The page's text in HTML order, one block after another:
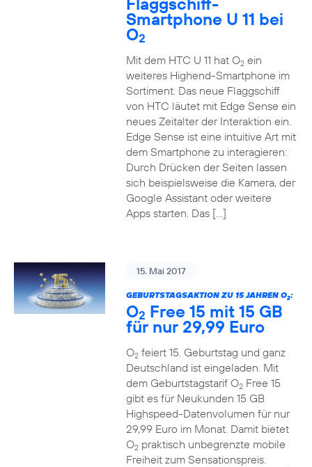
Smartphone U 11 bei
O2
Mit dem HTC U 11 hat O2ein
weiteres Highend-Smartphone im
Sortiment. Das neue Flaggschiff
von HTC läutet mit Edge Sense ein
neues Zeitalter der Interaktion ein.
Edge Sense ist eine intuitive Art mit
dem Smartphone zu interagieren:
Durch Drücken der Seiten lassen
sich beispielsweise die Kamera, der
Google Assistant oder weitere
Apps starten. Das […]
15. Mai 2017
GEBURTSTAGSAKTION ZU 15 JAHREN O2:
O2 Free 15 mit 15 GB
für nur 29,99 Euro
O2feiert 15. Geburtstag und ganz
Deutschland ist eingeladen. Mit
dem Geburtstagstarif O2Free 15
gibt es für Neukunden 15 GB
Highspeed-Datenvolumen für nur
29,99 Euro im Monat. Damit bietet
O2praktisch unbegrenzte mobile
Freiheit zum Sensationspreis.